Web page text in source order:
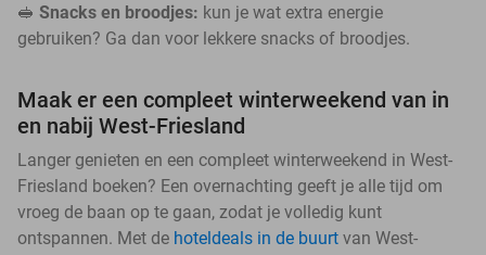
🥪 Snacks en broodjes: kun je wat extra energie
gebruiken? Ga dan voor lekkere snacks of broodjes.
Maak er een compleet winterweekend van in
en nabij West-Friesland
Langer genieten en een compleet winterweekend in West-
Friesland boeken? Een overnachting geeft je alle tijd om
vroeg de baan op te gaan, zodat je volledig kunt
ontspannen. Met de hoteldeals in de buurt van West-